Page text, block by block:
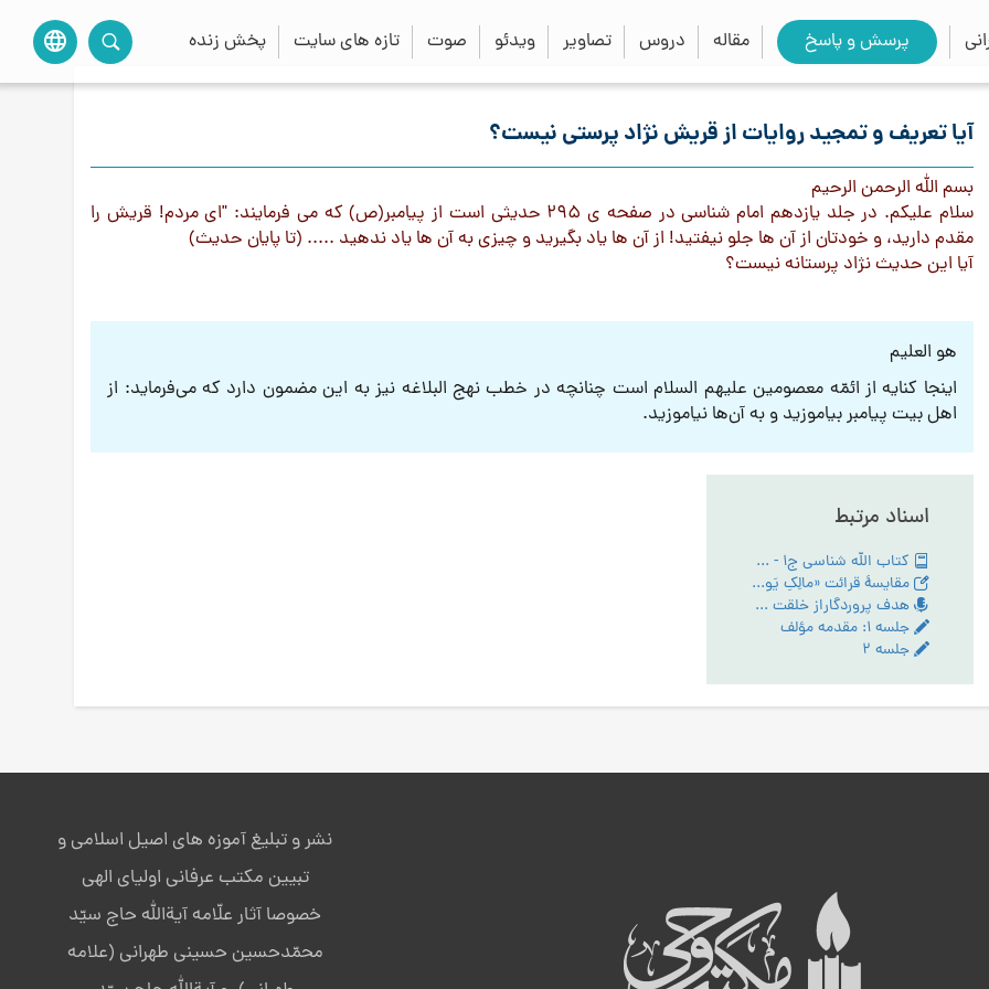
پرسش و پاسخ مقاله دروس تصاویر ویدئو صوت تازه های سایت پخش زنده language search
close
آیا تعریف و تمجید روایات از قریش نژاد پرستی نیست؟
بسم الله الرحمن الرحيم
سلام عليكم. در جلد یازدهم امام شناسی در صفحه ی ٢٩۵ حدیثی است از پیامبر(ص) که می فرمایند: "ای مردم! قریش را
مقدم دارید، و خودتان از آن ها جلو نیفتید! از آن ها یاد بگیرید و چیزی به آن ها یاد ندهید ..... (تا پایان حدیث)
آیا این حدیث نژاد پرستانه نيست؟
هو العلیم
اینجا کنایه از ائمّه معصومین علیهم السلام است چنانچه در خطب نهج البلاغه نیز به این مضمون دارد که می‌فرماید:‌ از
اهل بیت پیامبر بیاموزید و به آن‌ها نیاموزید.
اسناد مرتبط
کتاب الله شناسی ج1 - PDF
مقایسۀ قرائت «مالِکِ یَومِ الدّین» و «مَلِکِ یَومِ الدّین» در سورۀ حمد
هدف پروردگاراز خلقت انسان - تبیین مقام عبودیت- آیین رستگاری ج:1
جلسه ۱: مقدمه مؤلف
جلسه ۲
نشر و تبلیغ آموزه های اصیل اسلامی و
تبیین مکتب عرفانی اولیای الهی
خصوصا آثار علّامه آیةالله حاج سیّد
محمّدحسین حسینی طهرانی (علامه